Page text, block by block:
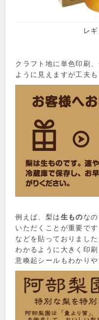
レ
クラフト地に単色印刷
ように見えますが工夫も
例えば、梨は生ものな
いただくことが重要で
などを貼っておりまし
わかるように大きく印
意喚起シールもわかり